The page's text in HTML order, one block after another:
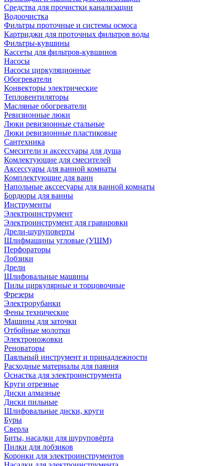
Средства для прочистки канализации
Водоочистка
Фильтры проточные и системы осмоса
Картриджи для проточных фильтров воды
Фильтры-кувшины
Кассеты для фильтров-кувшинов
Насосы
Насосы циркуляционные
Обогреватели
Конвекторы электрические
Тепловентиляторы
Масляные обогреватели
Ревизионные люки
Люки ревизионные стальные
Люки ревизионные пластиковые
Сантехника
Смесители и аксессуары для душа
Комлектующие для смесителей
Аксессуары для ванной комнаты
Комплектующие для ванн
Напольные акссесуары для ванной комнаты
Бордюры для ванны
Инструменты
Электроинструмент
Электроинструмент для гравировки
Дрели-шуруповерты
Шлифмашины угловые (УШМ)
Перфораторы
Лобзики
Дрели
Шлифовальные машины
Пилы циркулярные и торцовочные
Фрезеры
Электрорубанки
Фены технические
Машины для заточки
Отбойные молотки
Электроножовки
Реноваторы
Паяльный инструмент и принадлежности
Расходные материалы для паяния
Оснастка для электроинструмента
Круги отрезные
Диски алмазные
Диски пильные
Шлифовальные диски, круги
Буры
Сверла
Биты, насадки для шуруповёрта
Пилки для лобзиков
Коронки для электроинструментов